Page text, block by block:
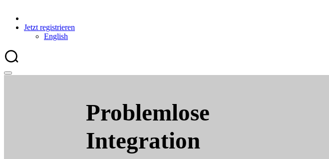
Jetzt registrieren
English
Problemlose
Integration